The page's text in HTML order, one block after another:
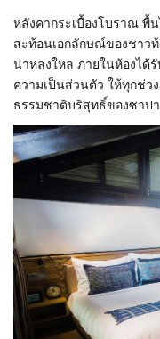
หลังคากระเบื้องโบราณ พื้
สะท้อนเอกลักษณ์ของชาว
น่าหลงใหล ภายในห้องได้
ความเป็นส่วนตัว ให้ทุกช่ว
ธรรมชาติบริสุทธิ์ของซาปา